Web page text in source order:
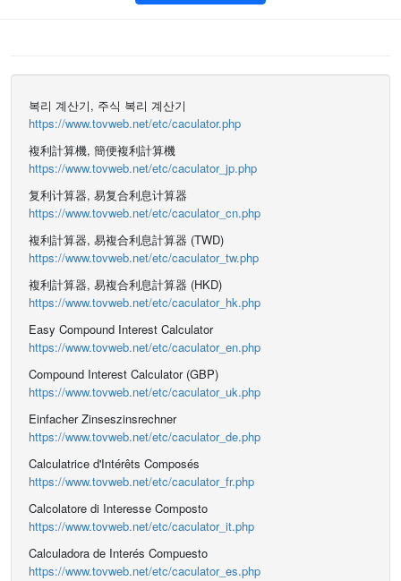
복리 계산기, 주식 복리 계산기
https://www.tovweb.net/etc/caculator.php
複利計算機, 簡便複利計算機
https://www.tovweb.net/etc/caculator_jp.php
复利计算器, 易复合利息计算器
https://www.tovweb.net/etc/caculator_cn.php
複利計算器, 易複合利息計算器 (TWD)
https://www.tovweb.net/etc/caculator_tw.php
複利計算器, 易複合利息計算器 (HKD)
https://www.tovweb.net/etc/caculator_hk.php
Easy Compound Interest Calculator
https://www.tovweb.net/etc/caculator_en.php
Compound Interest Calculator (GBP)
https://www.tovweb.net/etc/caculator_uk.php
Einfacher Zinseszinsrechner
https://www.tovweb.net/etc/caculator_de.php
Calculatrice d'Intérêts Composés
https://www.tovweb.net/etc/caculator_fr.php
Calcolatore di Interesse Composto
https://www.tovweb.net/etc/caculator_it.php
Calculadora de Interés Compuesto
https://www.tovweb.net/etc/caculator_es.php